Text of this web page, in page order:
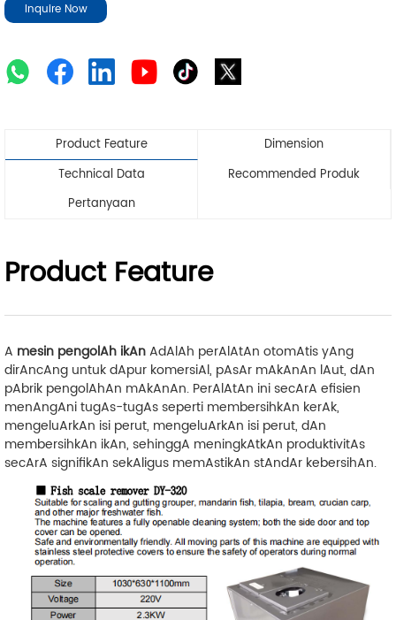
Inquire Now
Product Feature
Dimension
Technical Data
Recommended Produk
Pertanyaan
Product Feature
A mesin pengolAh ikAnAdAlAh perAlAtAn otomAtis yAng
dirAncAng untuk dApur komersiAl, pAsAr mAkAnAn lAut, dAn
pAbrik pengolAhAn mAkAnAn. PerAlAtAn ini secArA efisien
menAngAni tugAs-tugAs seperti membersihkAn kerAk,
mengeluArkAn isi perut, mengeluArkAn isi perut, dAn
membersihkAn ikAn, sehinggA meningkAtkAn produktivitAs
secArA signifikAn sekAligus memAstikAn stAndAr kebersihAn.